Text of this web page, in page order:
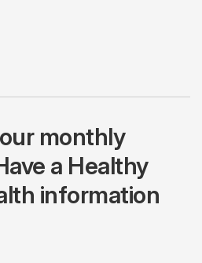
monthly
a Healthy
information